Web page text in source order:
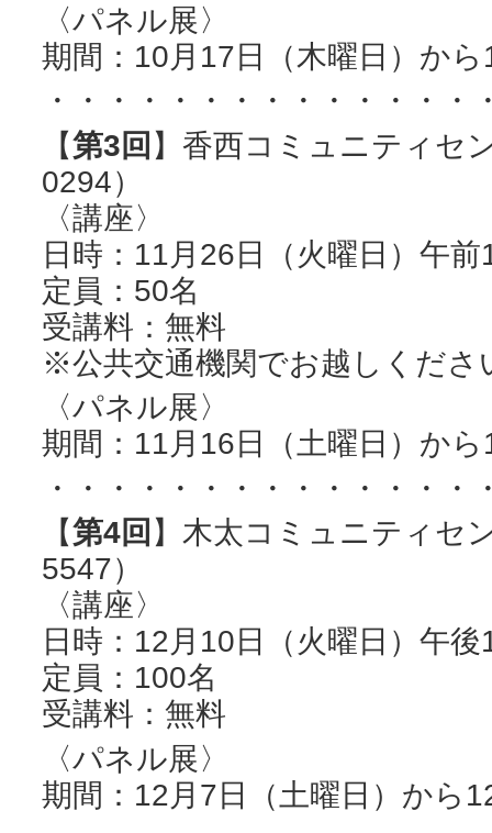
〈パネル展〉
期間：10月17日（木曜日）か
・・・・・・・・・・・・・
【第3回 】香西コミュニティセ
0294）
〈講座〉
日時：11月26日（火曜日）午
定員：50名
受講料：無料
※公共交通機関でお越しくださ
〈パネル展〉
期間：11月16日（土曜日）か
・・・・・・・・・・・・・
【第4回 】木太コミュニティセ
5547）
〈講座〉
日時：12月10日（火曜日）午
定員：100名
受講料：無料
〈パネル展〉
期間：12月7日（土曜日）から